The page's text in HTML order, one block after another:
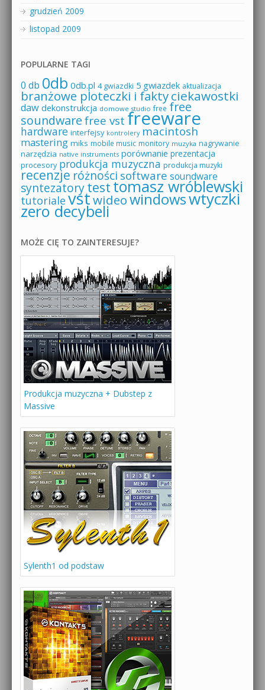
grudzień 2009
listopad 2009
POPULARNE TAGI
0 db 0db 0db.pl 4 gwiazdki 5 gwiazdek aktualizacja
branżowe ploteczki i faktyciekawostki
daw dekonstrukcja domowe studio free free
soundware free vst freeware
hardware interfejsy kontrolery macintosh
mastering miks mobile music monitory muzyka nagrywanie
narzędzia native instruments porównanie prezentacja
procesory produkcja muzyczna produkcja muzyki
recenzje różności software soundware
syntezatorytesttomasz wróblewski
tutoriale vstwideowindowswtyczki
zero decybeli
MOŻE CIĘ TO ZAINTERESUJE?
Produkcja muzyczna + Dubstep z
Massive
Sylenth1 od podstaw